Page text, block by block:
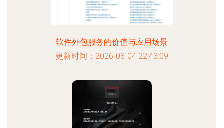
软件外包服务的价值与应用场景
更新时间：2026-08-04 22:43:09